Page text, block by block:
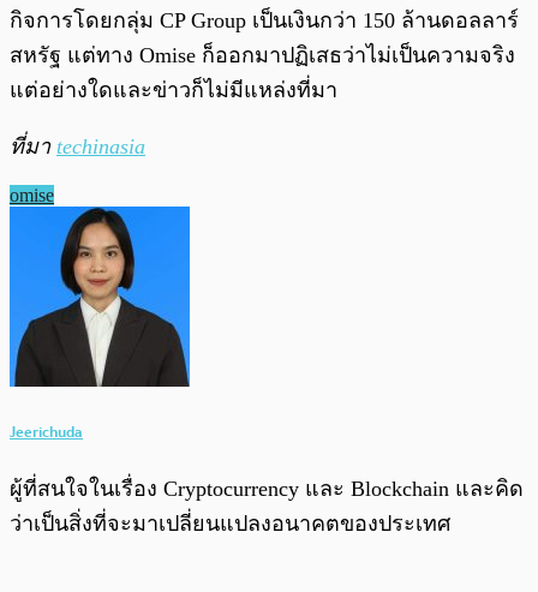
กิจการโดยกลุ่ม CP Group เป็นเงินกว่า 150 ล้านดอลลาร์
สหรัฐ แต่ทาง Omise ก็ออกมาปฏิเสธว่าไม่เป็นความจริง
แต่อย่างใดและข่าวก็ไม่มีแหล่งที่มา
ที่มา techinasia
omise
Jeerichuda
ผู้ที่สนใจในเรื่อง Cryptocurrency และ Blockchain และคิด
ว่าเป็นสิ่งที่จะมาเปลี่ยนแปลงอนาคตของประเทศ